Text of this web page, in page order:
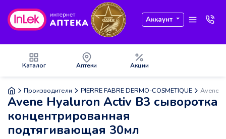
Аккаунт
Каталог Аптеки Акции
Производители PIERRE FABRE DERMO-COSMETIQUE Avene
Avene Hyaluron Activ B3 сыворотка
концентрированная
подтягивающая 30мл